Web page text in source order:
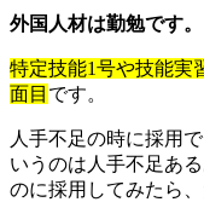
外国人材は勤勉です。
特定技能1号や技能実
面目 です。
人手不足の時に採用
いうのは人手不足あ
のに採用してみたら